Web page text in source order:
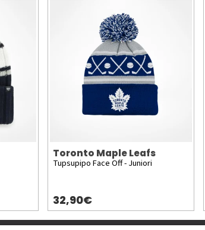
Toronto Maple Leafs
Tupsupipo Face Off - Juniori
32,90€